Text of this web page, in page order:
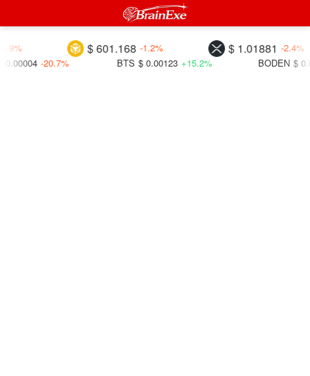
$ 1.01881 -2.4%
$ 601.168 -1.2%
BODEN $ 0.00146
$ 0.00123 +15.2%
-20.7%